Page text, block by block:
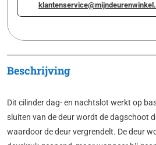
Beschrijving
Dit cilinder dag- en nachtslot werkt op
sluiten van de deur wordt de dagschoot
waardoor de deur vergrendelt. De deur